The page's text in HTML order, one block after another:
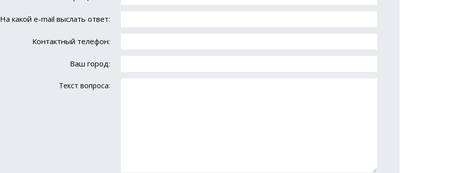
На какой е-mail выслать oтвет:
Контактный телефон:
Ваш город:
Текст вопроса: